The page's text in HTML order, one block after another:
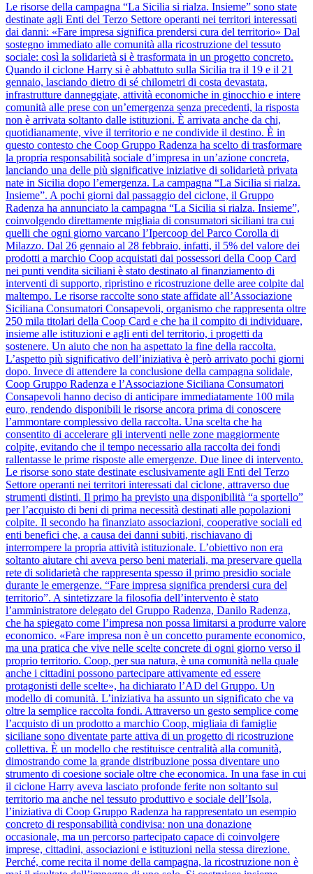
Le risorse della campagna “La Sicilia si rialza. Insieme” sono state
destinate agli Enti del Terzo Settore operanti nei territori interessati
dai danni: «Fare impresa significa prendersi cura del territorio» Dal
sostegno immediato alle comunità alla ricostruzione del tessuto
sociale: così la solidarietà si è trasformata in un progetto concreto.
Quando il ciclone Harry si è abbattuto sulla Sicilia tra il 19 e il 21
gennaio, lasciando dietro di sé chilometri di costa devastata,
infrastrutture danneggiate, attività economiche in ginocchio e intere
comunità alle prese con un’emergenza senza precedenti, la risposta
non è arrivata soltanto dalle istituzioni. È arrivata anche da chi,
quotidianamente, vive il territorio e ne condivide il destino. È in
questo contesto che Coop Gruppo Radenza ha scelto di trasformare
la propria responsabilità sociale d’impresa in un’azione concreta,
lanciando una delle più significative iniziative di solidarietà privata
nate in Sicilia dopo l’emergenza. La campagna “La Sicilia si rialza.
Insieme”. A pochi giorni dal passaggio del ciclone, il Gruppo
Radenza ha annunciato la campagna “La Sicilia si rialza. Insieme”,
coinvolgendo direttamente migliaia di consumatori siciliani tra cui
quelli che ogni giorno varcano l’Ipercoop del Parco Corolla di
Milazzo. Dal 26 gennaio al 28 febbraio, infatti, il 5% del valore dei
prodotti a marchio Coop acquistati dai possessori della Coop Card
nei punti vendita siciliani è stato destinato al finanziamento di
interventi di supporto, ripristino e ricostruzione delle aree colpite dal
maltempo. Le risorse raccolte sono state affidate all’Associazione
Siciliana Consumatori Consapevoli, organismo che rappresenta oltre
250 mila titolari della Coop Card e che ha il compito di individuare,
insieme alle istituzioni e agli enti del territorio, i progetti da
sostenere. Un aiuto che non ha aspettato la fine della raccolta.
L’aspetto più significativo dell’iniziativa è però arrivato pochi giorni
dopo. Invece di attendere la conclusione della campagna solidale,
Coop Gruppo Radenza e l’Associazione Siciliana Consumatori
Consapevoli hanno deciso di anticipare immediatamente 100 mila
euro, rendendo disponibili le risorse ancora prima di conoscere
l’ammontare complessivo della raccolta. Una scelta che ha
consentito di accelerare gli interventi nelle zone maggiormente
colpite, evitando che il tempo necessario alla raccolta dei fondi
rallentasse le prime risposte alle emergenze. Due linee di intervento.
Le risorse sono state destinate esclusivamente agli Enti del Terzo
Settore operanti nei territori interessati dal ciclone, attraverso due
strumenti distinti. Il primo ha previsto una disponibilità “a sportello”
per l’acquisto di beni di prima necessità destinati alle popolazioni
colpite. Il secondo ha finanziato associazioni, cooperative sociali ed
enti benefici che, a causa dei danni subiti, rischiavano di
interrompere la propria attività istituzionale. L’obiettivo non era
soltanto aiutare chi aveva perso beni materiali, ma preservare quella
rete di solidarietà che rappresenta spesso il primo presidio sociale
durante le emergenze. “Fare impresa significa prendersi cura del
territorio”. A sintetizzare la filosofia dell’intervento è stato
l’amministratore delegato del Gruppo Radenza, Danilo Radenza,
che ha spiegato come l’impresa non possa limitarsi a produrre valore
economico. «Fare impresa non è un concetto puramente economico,
ma una pratica che vive nelle scelte concrete di ogni giorno verso il
proprio territorio. Coop, per sua natura, è una comunità nella quale
anche i cittadini possono partecipare attivamente ed essere
protagonisti delle scelte», ha dichiarato l’AD del Gruppo. Un
modello di comunità. L’iniziativa ha assunto un significato che va
oltre la semplice raccolta fondi. Attraverso un gesto semplice come
l’acquisto di un prodotto a marchio Coop, migliaia di famiglie
siciliane sono diventate parte attiva di un progetto di ricostruzione
collettiva. È un modello che restituisce centralità alla comunità,
dimostrando come la grande distribuzione possa diventare uno
strumento di coesione sociale oltre che economica. In una fase in cui
il ciclone Harry aveva lasciato profonde ferite non soltanto sul
territorio ma anche nel tessuto produttivo e sociale dell’Isola,
l’iniziativa di Coop Gruppo Radenza ha rappresentato un esempio
concreto di responsabilità condivisa: non una donazione
occasionale, ma un percorso partecipato capace di coinvolgere
imprese, cittadini, associazioni e istituzioni nella stessa direzione.
Perché, come recita il nome della campagna, la ricostruzione non è